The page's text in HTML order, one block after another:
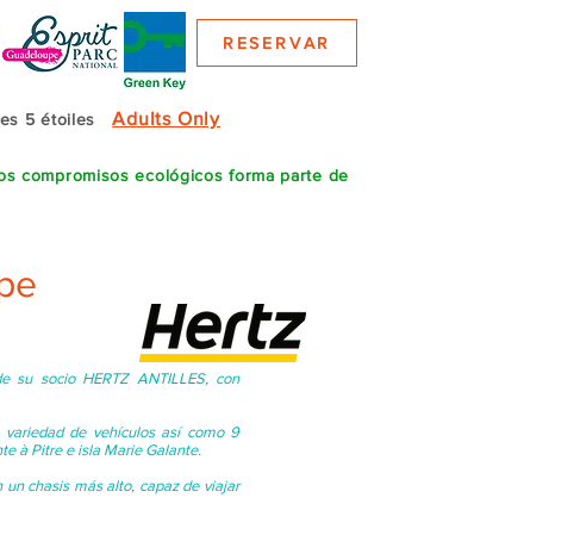
RESERVAR
5 étoilesAdults Only
compromisos ecológicos forma parte de
su socio HERTZ ANTILLES, con
de vehículos así como 9
à Pitre e isla Marie Galante.
chasis más alto, capaz de viajar